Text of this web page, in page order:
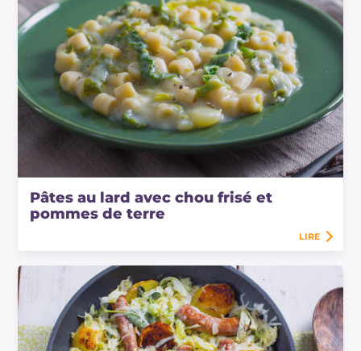
Pâtes au lard avec chou frisé et
pommes de terre
LIRE